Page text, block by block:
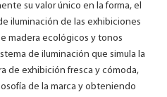
su valor único en la forma, el
iluminación de las exhibiciones
madera ecológicos y tonos
de iluminación que simula la
de exhibición fresca y cómoda,
de la marca y obteniendo